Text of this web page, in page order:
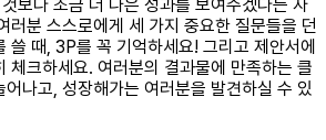
보다 조금 더 나은 성과를 보여주겠다는 자
러분 스스로에게 세 가지 중요한 질문들을 던
쓸 때, 3P를 꼭 기억하세요! 그리고 제안서에
체크하세요. 여러분의 결과물에 만족하는 클
나고, 성장해가는 여러분을 발견하실 수 있